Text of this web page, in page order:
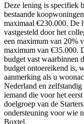
Deze lening is specifiek
bestaande
maximaal €230.000. De
vastgesteld door het
een maximum van 20%
maximum van €35.000.
budget vast waarbinnen
budget ontoereikend is,
aanmerking als u
Nederland en
iemand die voor het
doelgroep van de
ondersteuning voor wie
Boxtel.